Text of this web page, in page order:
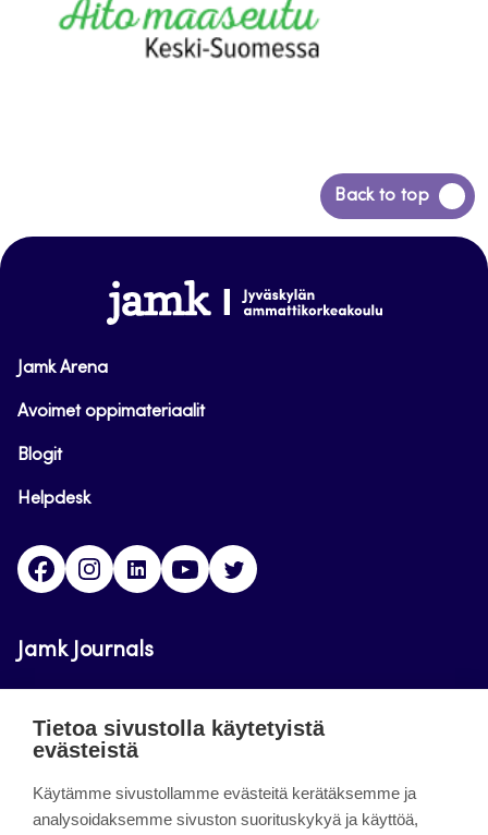
Back to top
Siirry
takaisin
www.jamk.fi
Jamk Arena
Avoimet oppimateriaalit
Blogit
Helpdesk
FacebookInstagram
LinkedInYoutube
Jamk Journals
luettavissa. Verkkolehtien tarkoituksena on tukea
innovaatiotoimintaa.
Tietoa sivustolla käytetyistä
evästeistä
Käytämme sivustollamme evästeitä kerätäksemme ja
analysoidaksemme sivuston suorituskykyä ja käyttöä,